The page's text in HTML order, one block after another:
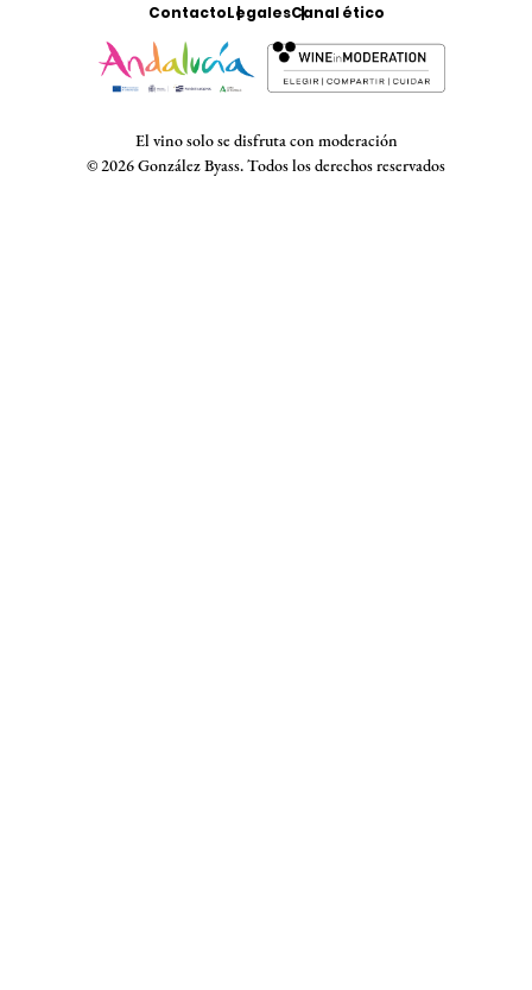
Enlaces
Bodegas
ContactoLegalesCanal ético
El vino solo se disfruta con moderación
© 2026 González Byass. Todos los derechos reservados